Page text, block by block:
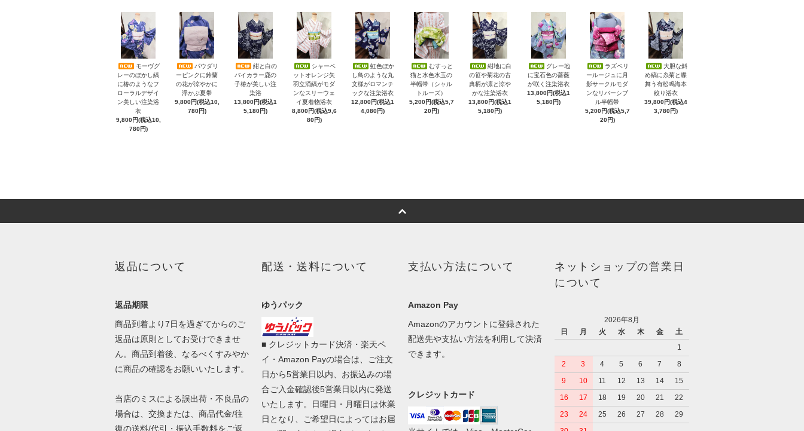
モーヴグ
レーのぼかし縞
に椿のようなフ
ローラルデザイ
ン美しい注染浴
衣
9,800円(税込10,
780円)
パウダリ
ーピンクに鈴蘭
の花が涼やかに
浮かぶ夏帯
9,800円(税込10,
780円)
紺と白の
バイカラー鹿の
子椿が美しい注
染浴
13,800円(税込1
5,180円)
シャーベ
ットオレンジ矢
羽立涌縞がモダ
ンなスリーウェ
イ夏着物浴衣
8,800円(税込9,6
80円)
虹色ぼか
し鳥のような丸
文様がロマンチ
ックな注染浴衣
12,800円(税込1
4,080円)
むすっと
猫と水色水玉の
半幅帯（シャル
トルーズ）
5,200円(税込5,7
20円)
紺地に白
の笹や菊花の古
典柄が凛と涼や
かな注染浴衣
13,800円(税込1
5,180円)
グレー地
に宝石色の薔薇
が咲く注染浴衣
13,800円(税込1
5,180円)
ラズベリ
ールージュに月
影サークルモダ
ンなリバーシブ
ル半幅帯
5,200円(税込5,7
20円)
大胆な斜
め縞に糸菊と蝶
舞う有松鳴海本
絞り浴衣
39,800円(税込4
3,780円)
返品について
返品期限
商品到着より7日を過ぎてからのご
返品は原則としてお受けできませ
ん。商品到着後、なるべくすみやか
に商品の確認をお願いいたします。
当店のミスによる誤出荷・不良品の
場合は、交換または、商品代金/往
復の送料/代引・振込手数料をご返
配送・送料について
ゆうパック
■ クレジットカード決済・楽天ペ
イ・Amazon Payの場合は、ご注文
日から5営業日以内、お振込みの場
合ご入金確認後5営業日以内に発送
いたします。日曜日・月曜日は休業
日となり、ご希望日によってはお届
支払い方法について
Amazon Pay
Amazonのアカウントに登録された
配送先や支払い方法を利用して決済
できます。
クレジットカード
ネットショップの営業日
について
2026年8月
日
月 火 水 木 金
土
1
2
3 4 5 6 7
8
9
10 11 12 13 14
15
16
17 18 19 20 21
22
23
24 25 26 27 28
29